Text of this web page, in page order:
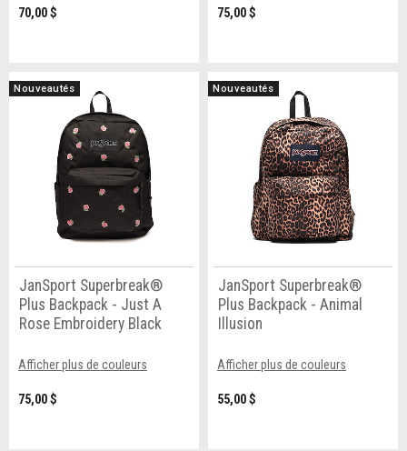
70,00 $ 75,00 $
Nouveautés
JanSport Superbreak®
Plus Backpack - Just A
Rose Embroidery Black
Afficher plus de couleurs
75,00 $
Nouveautés
JanSport Superbreak®
Plus Backpack - Animal
Illusion
Afficher plus de couleurs
55,00 $